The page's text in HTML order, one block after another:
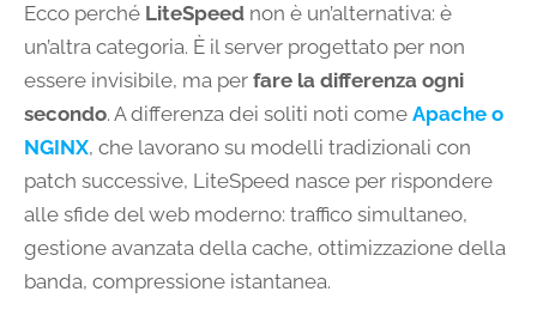
Ecco perché LiteSpeed non è un’alternativa: è
un’altra categoria. È il server progettato per non
essere invisibile, ma per fare la differenza ogni
secondo. A differenza dei soliti noti come Apache o
NGINX, che lavorano su modelli tradizionali con
patch successive, LiteSpeed nasce per rispondere
alle sfide del web moderno: traffico simultaneo,
gestione avanzata della cache, ottimizzazione della
banda, compressione istantanea.